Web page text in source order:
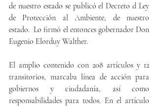
de nuestro estado se publicó el Decreto d Ley
de Protección al Ambiente, de nuestro
estado.  Lo firmó el entonces gobernador Don
Eugenio Elorduy Walther.
El amplio contenido con 208 artículos y 12
transitorios, marcaba línea de acción para
gobiernos y ciudadanía, así como
responsabilidades para todos. En el artículo